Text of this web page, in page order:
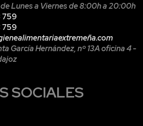
Lunes a Viernes de 8:00h a 20:00h
759
759
García Hernández, nº 13Aoficina 4 -
SOCIALES